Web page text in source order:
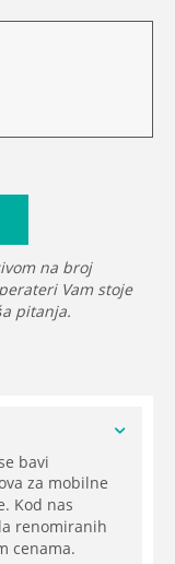
na broj
Vam stoje
pitanja.
bavi
za mobilne
Kod nas
renomiranih
cenama.